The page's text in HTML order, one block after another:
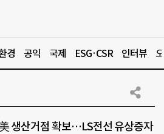
경 공익 국제 ESG·CSR 인터뷰
생산거점 확보…LS전선 유상증자